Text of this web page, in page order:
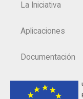
La Iniciativa
Aplicaciones
Documentación